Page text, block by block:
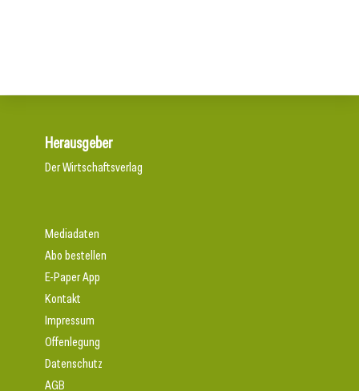
Herausgeber
Der Wirtschaftsverlag
Mediadaten
Abo bestellen
E-Paper App
Kontakt
Impressum
Offenlegung
Datenschutz
AGB